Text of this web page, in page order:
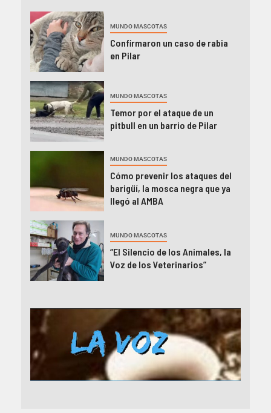
MUNDO MASCOTAS
Confirmaron un caso de rabia
en Pilar
MUNDO MASCOTAS
Temor por el ataque de un
pitbull en un barrio de Pilar
MUNDO MASCOTAS
Cómo prevenir los ataques del
barigüí, la mosca negra que ya
llegó al AMBA
MUNDO MASCOTAS
“El Silencio de los Animales, la
Voz de los Veterinarios”